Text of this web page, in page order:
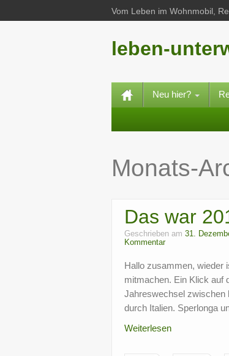
Vom Leben im Wohnmobil,
leben-
Neu hier?
Monats-
Das war
Geschrieben am 31.
Kommentar
Hallo zusammen, wieder
mitmachen. Ein Klick auf
Jahreswechsel zwischen
durch Italien. Sperlonga
Weiterlesen